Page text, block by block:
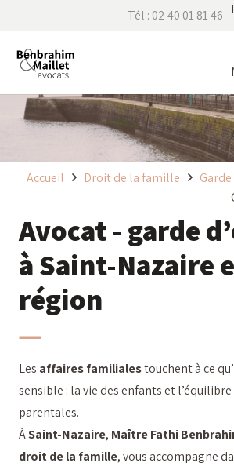
Tél : 02 40 01 81 46
Accueil Droit de la famille
Avocat - garde
à Saint-Nazaire
région
Les affaires familialestouchent à ce
sensible : la vie des enfants et
parentales.
ÀSaint-Nazaire, Maître Fathi
droit de la famille, vous accompagne